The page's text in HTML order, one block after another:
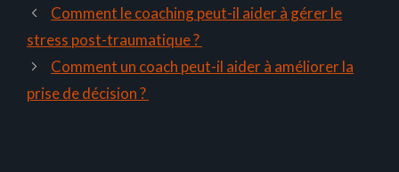
Comment le coaching peut-il aider à gérer le
stress post-traumatique ?
Comment un coach peut-il aider à améliorer la
prise de décision ?